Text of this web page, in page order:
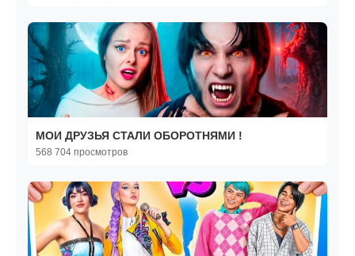
МОИ ДРУЗЬЯ СТАЛИ ОБОРОТНЯМИ !
568 704 просмотров